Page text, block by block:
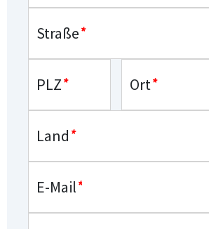
Straße*
PLZ* Ort*
Land*
E-Mail*